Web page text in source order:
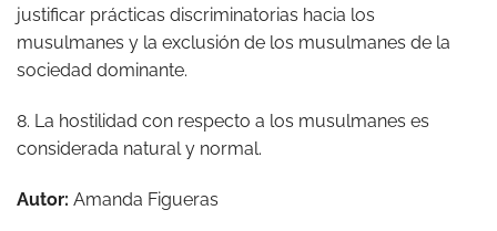
justificar prácticas discriminatorias hacia los
musulmanes y la exclusión de los musulmanes de la
sociedad dominante.
8. La hostilidad con respecto a los musulmanes es
considerada natural y normal.
Autor: Amanda Figueras